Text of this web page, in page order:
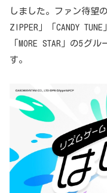
しました。ファン待望
ZIPPER」「CANDY TUNE
「MORE STAR」の5グ
す。